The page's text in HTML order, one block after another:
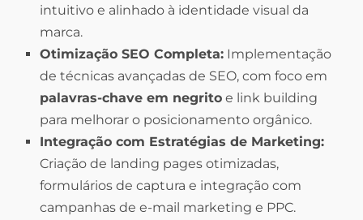
intuitivo e alinhado à identidade visual da
marca.
Otimização SEO Completa: Implementação
de técnicas avançadas de SEO, com foco em
palavras-chave em negrito e link building
para melhorar o posicionamento orgânico.
Integração com Estratégias de Marketing:
Criação de landing pages otimizadas,
formulários de captura e integração com
campanhas de e-mail marketing e PPC.